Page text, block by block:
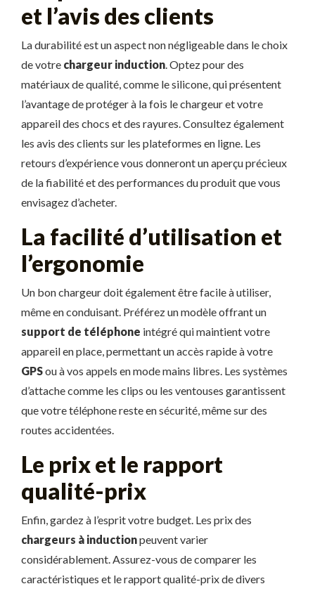
et l’avis des clients
La durabilité est un aspect non négligeable dans le choix
de votre chargeur induction. Optez pour des
matériaux de qualité, comme le silicone, qui présentent
l’avantage de protéger à la fois le chargeur et votre
appareil des chocs et des rayures. Consultez également
les avis des clients sur les plateformes en ligne. Les
retours d’expérience vous donneront un aperçu précieux
de la fiabilité et des performances du produit que vous
envisagez d’acheter.
La facilité d’utilisation et
l’ergonomie
Un bon chargeur doit également être facile à utiliser,
même en conduisant. Préférez un modèle offrant un
support de téléphone intégré qui maintient votre
appareil en place, permettant un accès rapide à votre
GPSou à vos appels en mode mains libres. Les systèmes
d’attache comme les clips ou les ventouses garantissent
que votre téléphone reste en sécurité, même sur des
routes accidentées.
Le prix et le rapport
qualité-prix
Enfin, gardez à l’esprit votre budget. Les prix des
chargeurs à inductionpeuvent varier
considérablement. Assurez-vous de comparer les
caractéristiques et le rapport qualité-prix de divers